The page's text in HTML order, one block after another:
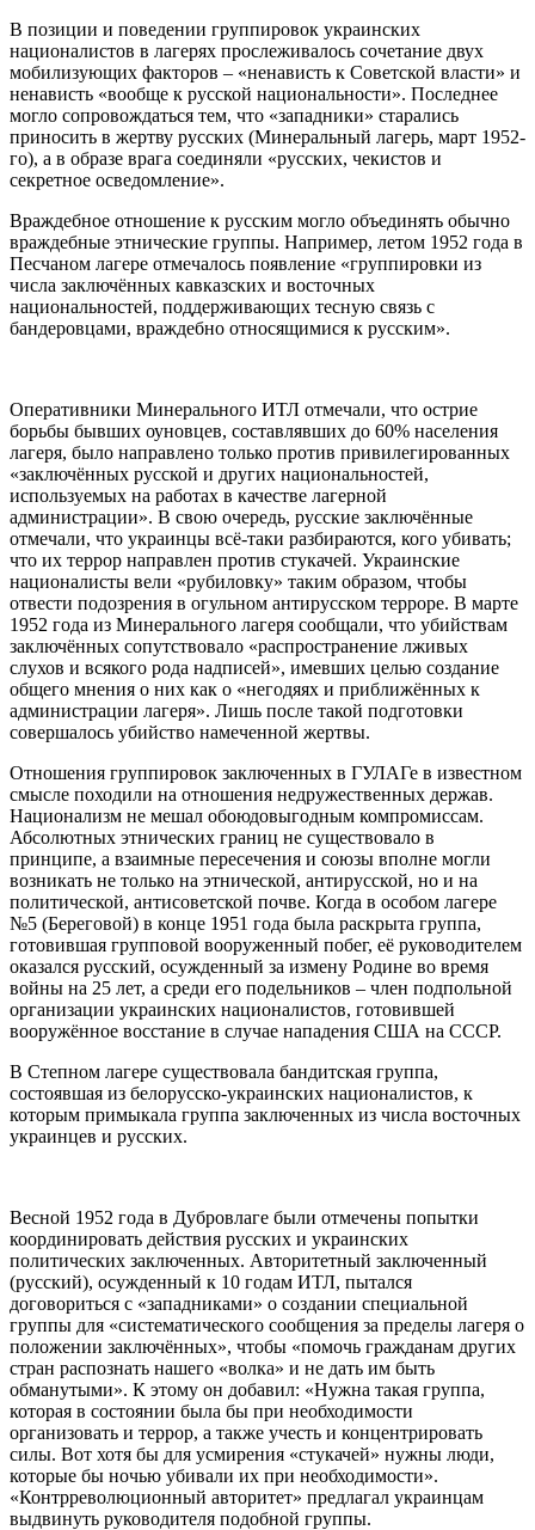
В позиции и поведении группировок украинских
националистов в лагерях прослеживалось сочетание двух
мобилизующих факторов – «ненависть к Советской власти» и
ненависть «вообще к русской национальности». Последнее
могло сопровождаться тем, что «западники» старались
приносить в жертву русских (Минеральный лагерь, март 1952-
го), а в образе врага соединяли «русских, чекистов и
секретное осведомление».
Враждебное отношение к русским могло объединять обычно
враждебные этнические группы. Например, летом 1952 года в
Песчаном лагере отмечалось появление «группировки из
числа заключённых кавказских и восточных
национальностей, поддерживающих тесную связь с
бандеровцами, враждебно относящимися к русским».
Оперативники Минерального ИТЛ отмечали, что острие
борьбы бывших оуновцев, составлявших до 60% населения
лагеря, было направлено только против привилегированных
«заключённых русской и других национальностей,
используемых на работах в качестве лагерной
администрации». В свою очередь, русские заключённые
отмечали, что украинцы всё-таки разбираются, кого убивать;
что их террор направлен против стукачей. Украинские
националисты вели «рубиловку» таким образом, чтобы
отвести подозрения в огульном антирусском терроре. В марте
1952 года из Минерального лагеря сообщали, что убийствам
заключённых сопутствовало «распространение лживых
слухов и всякого рода надписей», имевших целью создание
общего мнения о них как о «негодяях и приближённых к
администрации лагеря». Лишь после такой подготовки
совершалось убийство намеченной жертвы.
Отношения группировок заключенных в ГУЛАГе в известном
смысле походили на отношения недружественных держав.
Национализм не мешал обоюдовыгодным компромиссам.
Абсолютных этнических границ не существовало в
принципе, а взаимные пересечения и союзы вполне могли
возникать не только на этнической, антирусской, но и на
политической, антисоветской почве. Когда в особом лагере
№5 (Береговой) в конце 1951 года была раскрыта группа,
готовившая групповой вооруженный побег, её руководителем
оказался русский, осужденный за измену Родине во время
войны на 25 лет, а среди его подельников – член подпольной
организации украинских националистов, готовившей
вооружённое восстание в случае нападения США на СССР.
В Степном лагере существовала бандитская группа,
состоявшая из белорусско-украинских националистов, к
которым примыкала группа заключенных из числа восточных
украинцев и русских.
Весной 1952 года в Дубровлаге были отмечены попытки
координировать действия русских и украинских
политических заключенных. Авторитетный заключенный
(русский), осужденный к 10 годам ИТЛ, пытался
договориться с «западниками» о создании специальной
группы для «систематического сообщения за пределы лагеря о
положении заключённых», чтобы «помочь гражданам других
стран распознать нашего «волка» и не дать им быть
обманутыми». К этому он добавил: «Нужна такая группа,
которая в состоянии была бы при необходимости
организовать и террор, а также учесть и концентрировать
силы. Вот хотя бы для усмирения «стукачей» нужны люди,
которые бы ночью убивали их при необходимости».
«Контрреволюционный авторитет» предлагал украинцам
выдвинуть руководителя подобной группы.